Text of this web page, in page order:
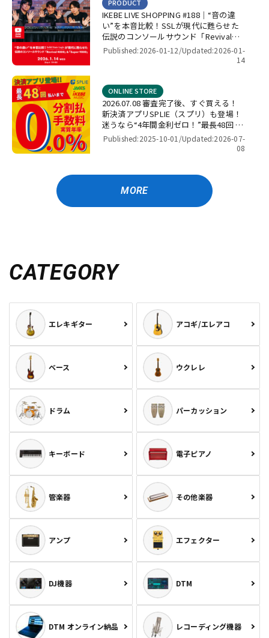
IKEBE LIVE SHOPPING #188｜“音の違
い”を本音比較！SSLが現代に甦らせた
伝説のコンソールサウンド「Revival
4000」＆「Super 9000」【presented
PRODUCT
Published:2026-01-12/Updated:2026-01-
14
2026.07.08 審査完了後、すぐ買える！
新決済アプリSPLIE（スプリ）も登場！
迷うなら“4年間金利ゼロ！”最長48回 無
金利キャンペーン
ONLINE STORE
Published:2025-10-01/Updated:2026-07-
08
MORE
CATEGORY
エレキギター アコギ/エレアコ
ベース ウクレレ
ドラム パーカッション
キーボード 電子ピアノ
管楽器 その他楽器
アンプ エフェクター
DJ機器 DTM
DTM オンライン納品 レコーディング機器